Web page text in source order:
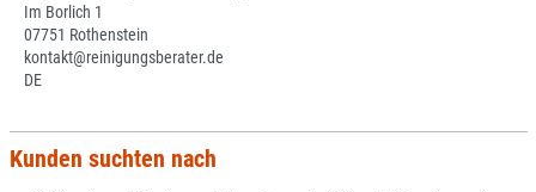
Im Borlich 1
07751 Rothenstein
kontakt@reinigungsberater.de
DE
Kunden suchten nach